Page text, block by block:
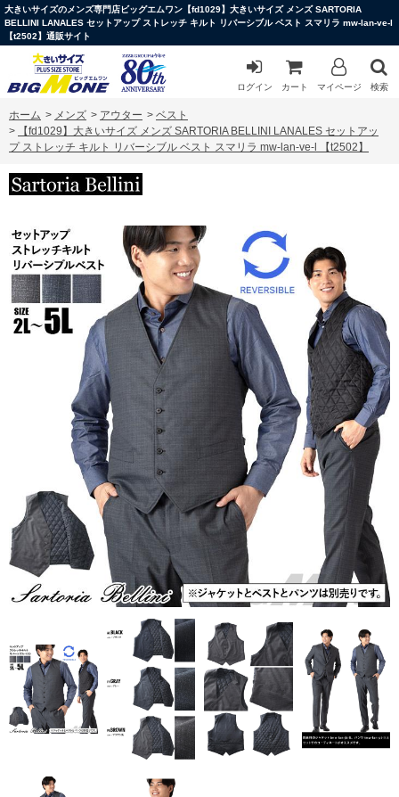
大きいサイズのメンズ専門店ビッグエムワン【fd1029】大きいサイズ メンズ SARTORIA
BELLINI LANALES セットアップ ストレッチ キルト リバーシブル ベスト スマリラ mw-lan-ve-l
【t2502】通販サイト
ログイン カート マイページ 検索
ホーム > メンズ > アウター > ベスト
>
【fd1029】大きいサイズ メンズ SARTORIA BELLINI LANALES セットアッ
プ ストレッチ キルト リバーシブル ベスト スマリラ mw-lan-ve-l 【t2502】